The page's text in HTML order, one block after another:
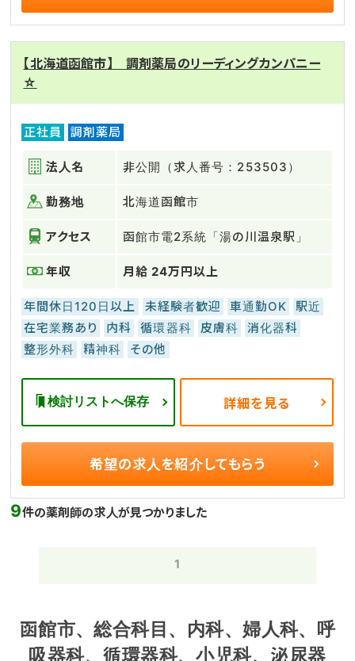
【北海道函館市】 調剤薬局のリーディングカンパニー
☆
正社員 調剤薬局
法人名 非公開（求人番号：253503）
勤務地 北海道函館市
アクセス 函館市電2系統「湯の川温泉駅」
年収 月給 24万円以上
年間休日120日以上 未経験者歓迎 車通勤OK
駅近
在宅業務あり
内科 循環器科 皮膚科
消化器科
整形外科
精神科 その他
検討リストへ保存 詳細を見る
希望の求人を紹介してもらう
9件の薬剤師の求人が見つかりました
1
函館市、総合科目、内科、婦人科、呼
吸器科、循環器科、小児科、泌尿器